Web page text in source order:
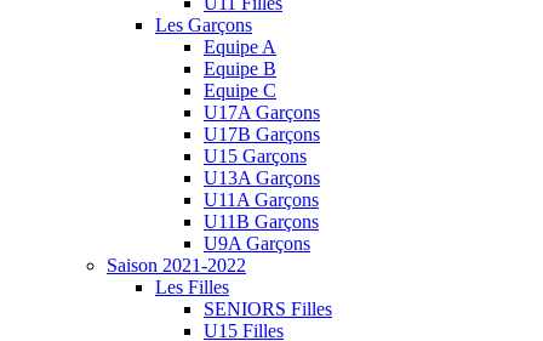
Les Garçons
Equipe A
Equipe B
Equipe C
U17A Garçons
U17B Garçons
U15 Garçons
U13A Garçons
U11A Garçons
U11B Garçons
U9A Garçons
Saison 2021-2022
Les Filles
SENIORS Filles
U15 Filles